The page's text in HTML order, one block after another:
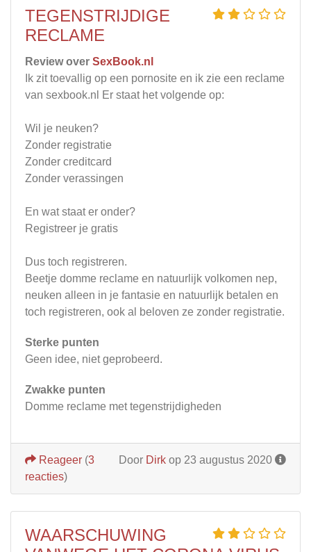
TEGENSTRIJDIGE
RECLAME
Review over SexBook.nl
Ik zit toevallig op een pornosite en ik zie een reclame
van sexbook.nl Er staat het volgende op:
Wil je neuken?
Zonder registratie
Zonder creditcard
Zonder verassingen
En wat staat er onder?
Registreer je gratis
Dus toch registreren.
Beetje domme reclame en natuurlijk volkomen nep,
neuken alleen in je fantasie en natuurlijk betalen en
toch registreren, ook al beloven ze zonder registratie.
Sterke punten
Geen idee, niet geprobeerd.
Zwakke punten
Domme reclame met tegenstrijdigheden
Door Dirk op 23 augustus 2020
Reageer (3
reacties)
WAARSCHUWING